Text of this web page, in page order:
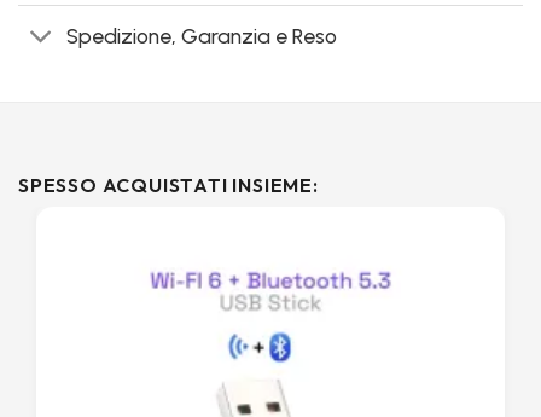
Spedizione, Garanzia e Reso
SPESSO ACQUISTATI INSIEME: